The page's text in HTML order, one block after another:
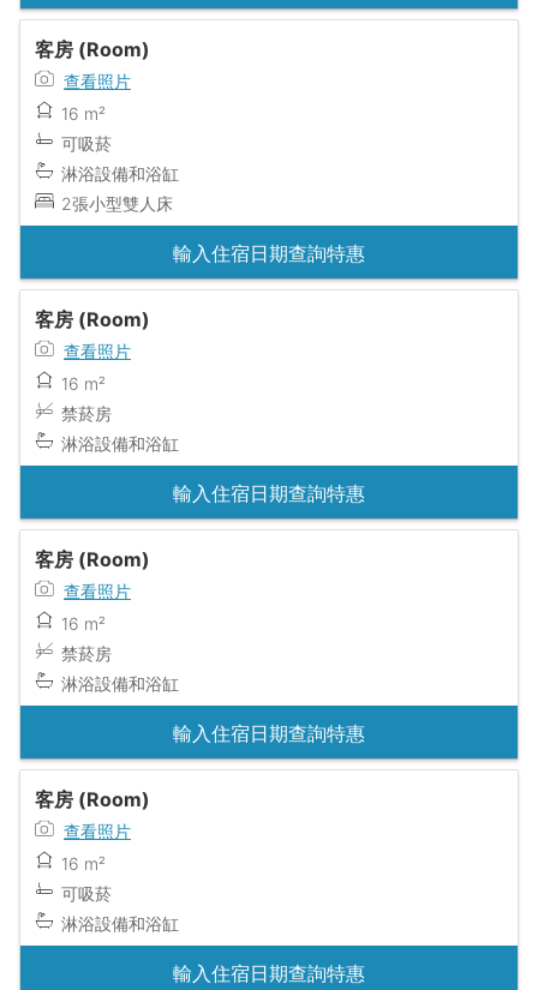
客房 (Room)
查看照片
16 m²
可吸菸
淋浴設備和浴缸
2張小型雙人床
輸入住宿日期查詢特惠
客房 (Room)
查看照片
16 m²
禁菸房
淋浴設備和浴缸
輸入住宿日期查詢特惠
客房 (Room)
查看照片
16 m²
禁菸房
淋浴設備和浴缸
輸入住宿日期查詢特惠
客房 (Room)
查看照片
16 m²
可吸菸
淋浴設備和浴缸
輸入住宿日期查詢特惠